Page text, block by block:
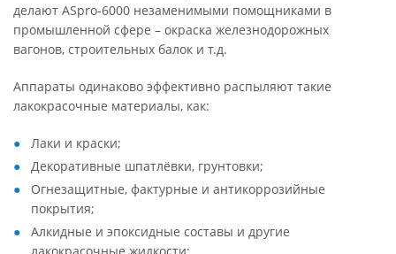
делают ASpro-6000 незаменимыми помощниками в
промышленной сфере – окраска железнодорожных
вагонов, строительных балок и т.д.
Аппараты одинаково эффективно распыляют такие
лакокрасочные материалы, как:
Лаки и краски;
Декоративные шпатлёвки, грунтовки;
Огнезащитные, фактурные и антикоррозийные
покрытия;
Алкидные и эпоксидные составы и другие